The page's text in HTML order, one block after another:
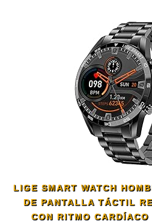
LIGE SMART WATCH
DE PANTALLA TÁCTIL
CON RITMO